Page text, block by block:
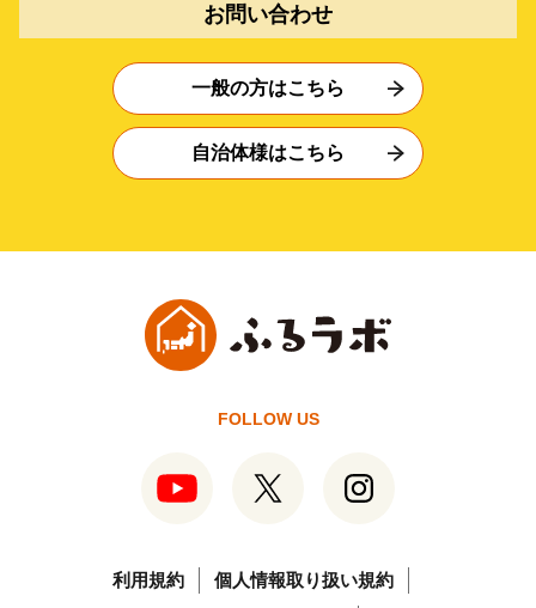
お問い合わせ
一般の方はこちら
自治体様はこちら
FOLLOW US
利用規約
個人情報取り扱い規約